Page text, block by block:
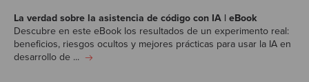
La verdad sobre la asistencia de código con IA | eBook
Descubre en este eBook los resultados de un experimento real:
beneficios, riesgos ocultos y mejores prácticas para usar la IA en
desarrollo de ...